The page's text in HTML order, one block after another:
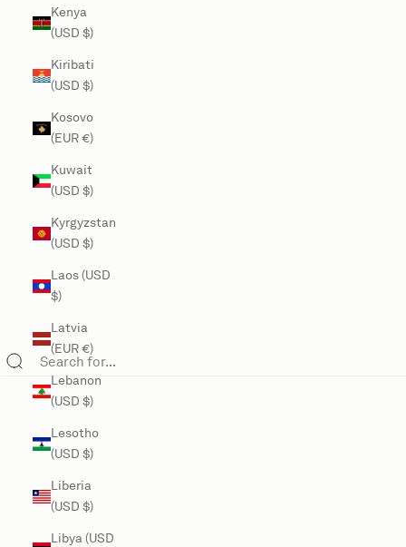
Kenya
(USD $)
Kiribati
(USD $)
Kosovo
(EUR €)
Kuwait
(USD $)
Kyrgyzstan
(USD $)
Laos (USD
$)
Latvia
(EUR €)
Lebanon
(USD $)
Lesotho
(USD $)
Liberia
(USD $)
Libya (USD